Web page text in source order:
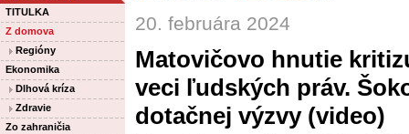
TITULKA
Z domova
Regióny
Ekonomika
Dlhová kríza
Zdravie
Zo zahraničia
20. februára 2024
Matovičovo hnutie
veci ľudských práv.
dotačnej výzvy (video)